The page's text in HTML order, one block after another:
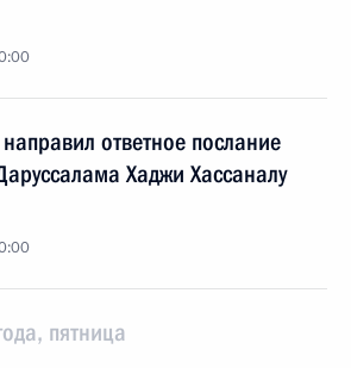
ответное послание
Хаджи Хассаналу
пятница